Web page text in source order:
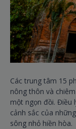
Các trung tâm 15
nông thôn và
một ngọn đồi. Điều
cảnh sắc của
sông nhỏ hiền hòa.